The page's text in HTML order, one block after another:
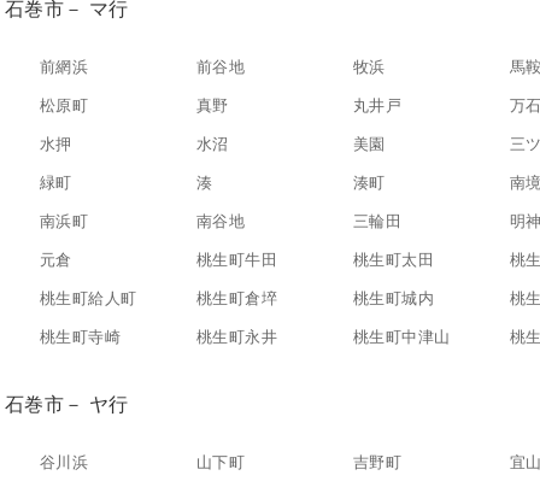
石巻市－ マ行
前網浜 前谷地 牧浜 馬
松原町 真野 丸井戸 万
水押 水沼 美園 三
緑町 湊 湊町 南
南浜町 南谷地 三輪田 明
元倉 桃生町牛田 桃生町太田 桃
桃生町給人町 桃生町倉埣 桃生町城内 桃
桃生町寺崎 桃生町永井 桃生町中津山 桃
石巻市－ ヤ行
谷川浜 山下町 吉野町 宜